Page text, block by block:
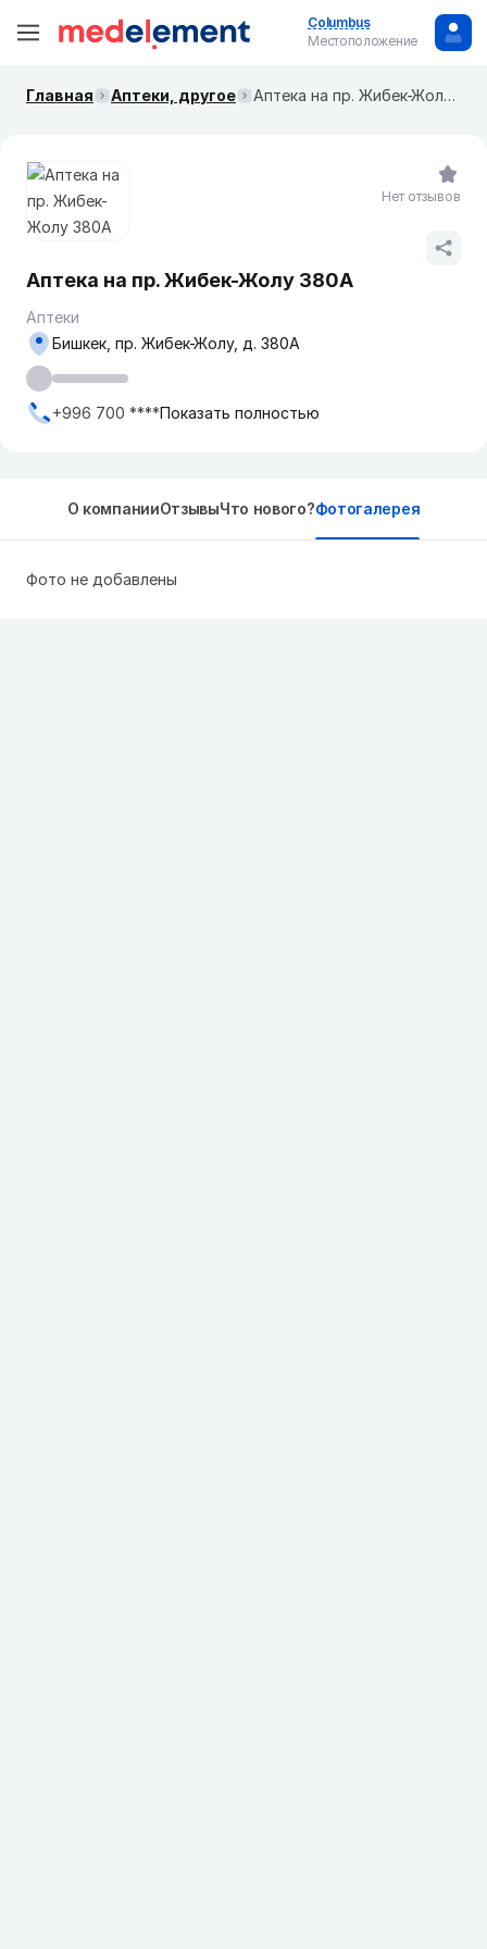
Columbus
Местоположение
Главная Аптеки, другое ​Аптека на пр. Жибек-Жолу 380А
​Аптека на пр. Жибек-Жолу 380А
Аптеки
Бишкек, пр. Жибек-Жолу, д. 380А
+996 700 ****Показать полностью
Нет отзывов
О компанииОтзывыЧто нового?Фотогалерея
Фото не добавлены